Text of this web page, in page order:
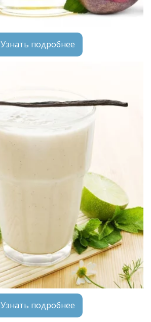
Узнать подробнее
Узнать подробнее